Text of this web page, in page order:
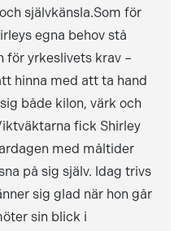
självkänsla.Som för
egna behov stå
för yrkeslivets krav –
hinna med att ta hand
både kilon, värk och
fick Shirley
med måltider
på sig själv. Idag trivs
sig glad när hon går
sin blick i